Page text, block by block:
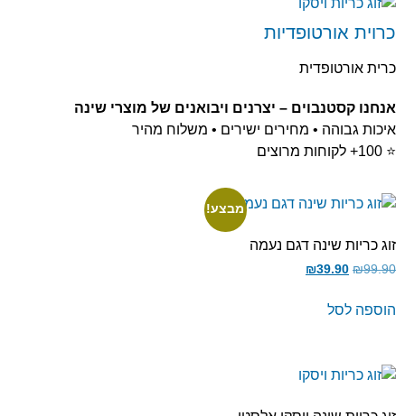
כרוית אורטופדיות
כרית אורטופדית
אנחנו קסטנבוים – יצרנים ויבואנים של מוצרי שינה
איכות גבוהה • מחירים ישירים • משלוח מהיר
⭐ 100+ לקוחות מרוצים
מבצע!
זוג כריות שינה דגם נעמה
₪99.90
₪39.90
הוספה לסל